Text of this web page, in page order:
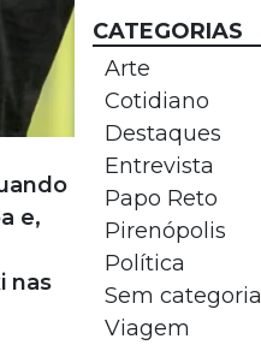
e,
nas
CATEGORIAS
Arte
Cotidiano
Destaques
Entrevista
Papo Reto
Pirenópolis
Política
Sem categoria
Viagem